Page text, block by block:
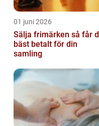
01 juni 2026
Sälja frimärken så får du
bäst betalt för din
samling